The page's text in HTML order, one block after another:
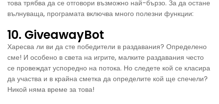
това трябва да се отговори възможно най-бързо. За да остане
вълнуваща, програмата включва много полезни функции:
10. GiveawayBot
Харесва ли ви да сте победители в раздавания? Определено
сме! И особено в света на игрите, малките раздавания често
се провеждат успоредно на потока. Но следете кой се класира
да участва и в крайна сметка да определите кой ще спечели?
Никой няма време за това!